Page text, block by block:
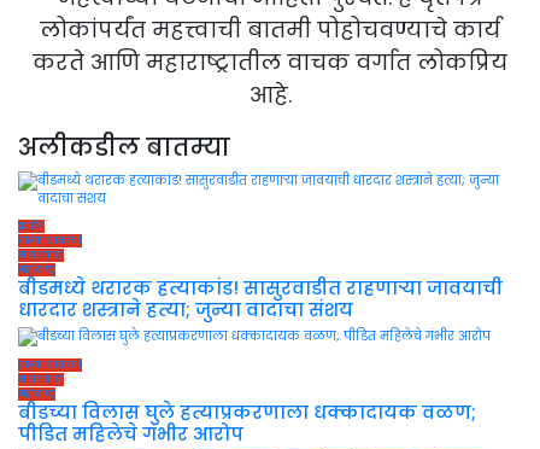
लोकांपर्यंत महत्त्वाची बातमी पोहोचवण्याचे कार्य
करते आणि महाराष्ट्रातील वाचक वर्गात लोकप्रिय
आहे.
अलीकडील बातम्या
क्राईम
ताज्या बातम्या
मराठवाडा
महाराष्ट्र
बीडमध्ये थरारक हत्याकांड! सासुरवाडीत राहणाऱ्या जावयाची
धारदार शस्त्राने हत्या; जुन्या वादाचा संशय
ताज्या बातम्या
मराठवाडा
महाराष्ट्र
बीडच्या विलास घुले हत्याप्रकरणाला धक्कादायक वळण;
पीडित महिलेचे गंभीर आरोप